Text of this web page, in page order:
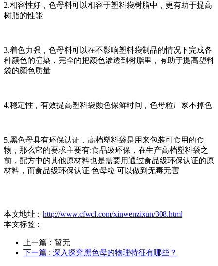
2.相容性好，色母料可以相容于塑料袋树脂中，更有助于提高
树脂的性能
3.着色力强，色母料可以在不影响塑料袋制品的情况下完成各
种颜色的渲染，完全的把颜色渗透到树脂里，有助于提高塑料
袋的颜色质量
4.稳定性，有效提高塑料袋颜色保鲜时间，色母粒厂家不掉色
5.黑色母具有环保认证，高档塑料袋是用来包装可食用的食
物，那么它的要求主要有:食品级环保，在生产高档塑料袋之
前，配方中的其他原材料也是需要用通过食品级环保认证的原
材料，而食品级环保认证 色母粒 可以做到无毒无害
本文地址： http://www.cfwcl.com/xinwenzixun/308.html
本文标签：
上一篇：暂无
下一篇 : 深入探究黑色母的物理特征有哪些？